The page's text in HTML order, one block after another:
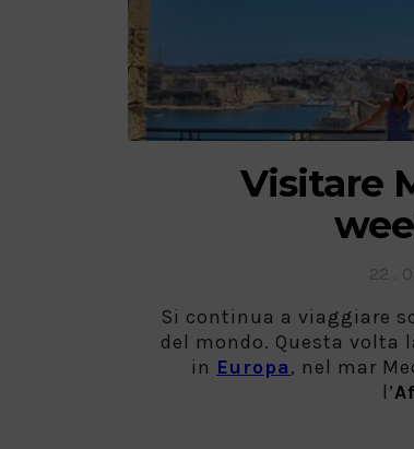
Visitare
Si continua a viaggiare
del mondo. Questa volta
in Europa, nel mar
l’